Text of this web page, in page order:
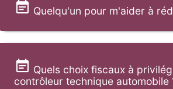
Quelqu'un pour m'aider à
Quels choix fiscaux à
contrôleur technique automobile